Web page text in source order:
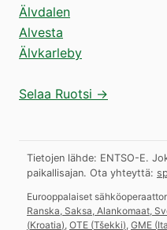
Älvdalen
Alvesta
Älvkarleby
Selaa Ruotsi →
Tietojen lähde: ENTSO-E.
paikallisajan. Ota yhteyttä:
Eurooppalaiset
Ranska, Saksa, Alankomaat,
(Kroatia) OTE (Tšekki) GME (